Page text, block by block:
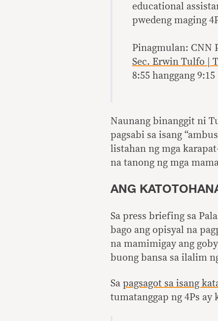
educational
pwedeng maging
Pinagmulan: CNN
Sec. Erwin Tulfo |
8:55 hanggang 9:15
Naunang binanggit ni
pagsabi sa isang
listahan ng mga
na tanong ng mga
ANG
Sa press briefing sa
bago ang opisyal na
na mamimigay ang
buong bansa sa ilalim
Sa pagsagot sa isang
tumatanggap ng 4Ps